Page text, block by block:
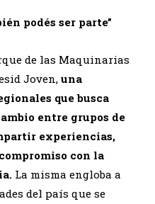
podés ser parte”
de las Maquinarias
Joven, una
que busca
entre grupos de
experiencias,
con la
La misma engloba a
del país que se